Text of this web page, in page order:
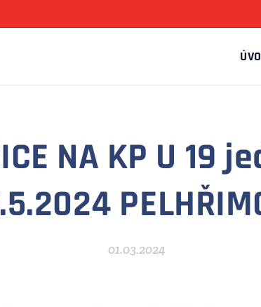
NA KP U 19
01.03.2024